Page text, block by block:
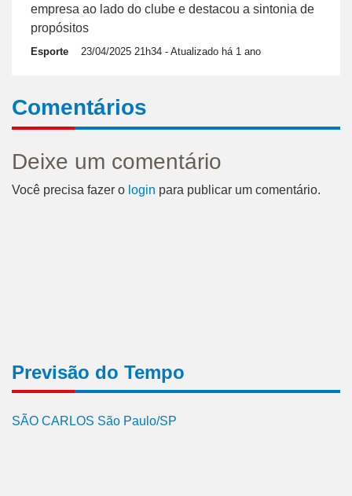
empresa ao lado do clube e destacou a sintonia de
propósitos
Esporte 23/04/2025 21h34 - Atualizado há 1 ano
Comentários
Deixe um comentário
Você precisa fazer o login para publicar um comentário.
Previsão do Tempo
SÃO CARLOS São Paulo/SP